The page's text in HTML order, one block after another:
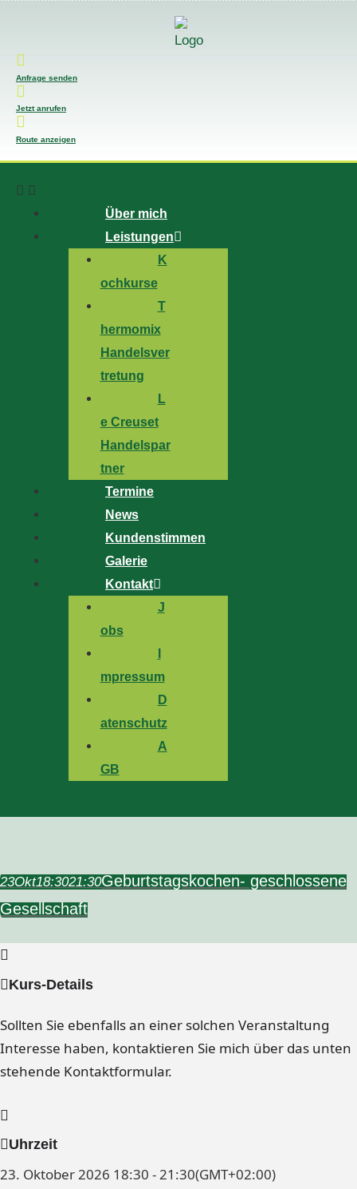
Anfrage senden
Jetzt anrufen
Route anzeigen
Über mich
Leistungen
K
ochkurse
T
hermomix
Handelsver
tretung
L
e Creuset
Handelspar
tner
Termine
News
Kundenstimmen
Galerie
Kontakt
J
obs
mpressum
D
atenschutz
A
GB
23Okt18:3021:30Geburtstagskochen- geschlossene
Gesellschaft
Kurs-Details
Sollten Sie ebenfalls an einer solchen Veranstaltung
Interesse haben, kontaktieren Sie mich über das unten
stehende Kontaktformular.
Uhrzeit
23. Oktober 2026 18:30 -21:30(GMT+02:00)